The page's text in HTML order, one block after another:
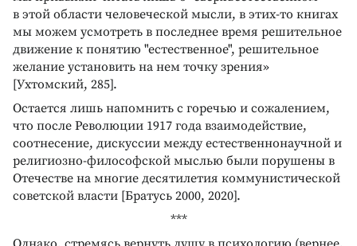
в этой области человеческой мысли, в этих-то книгах
мы можем усмотреть в последнее время решительное
движение к понятию "естественное", решительное
желание установить на нем точку зрения»
[Ухтомский, 285].
Остается лишь напомнить с горечью и сожалением,
что после Революции 1917 года взаимодействие,
соотнесение, дискуссии между естественнонаучной и
религиозно-философской мыслью были порушены в
Отечестве на многие десятилетия коммунистической
советской власти [Братусь 2000, 2020].
***